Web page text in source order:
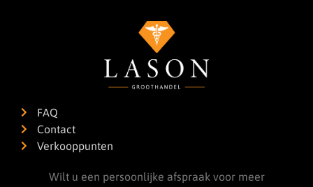
FAQ
Contact
Verkooppunten
Wilt u een persoonlijke afspraak voor meer